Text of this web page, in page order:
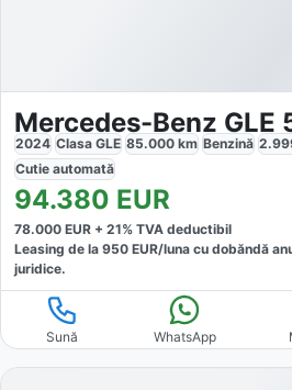
2024 Clasa GLE 85.000 km Benzină
Cutie automată
94.380 EUR
78.000 EUR + 21% TVA deductibil
Leasing de la 950 EUR/luna cu dobăndă
juridice.
Sună WhatsApp